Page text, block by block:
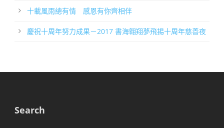
十載風雨總有情 感恩有你齊相伴
慶祝十周年努力成果－2017 書海翱翔夢飛掦十周年慈善夜
Search